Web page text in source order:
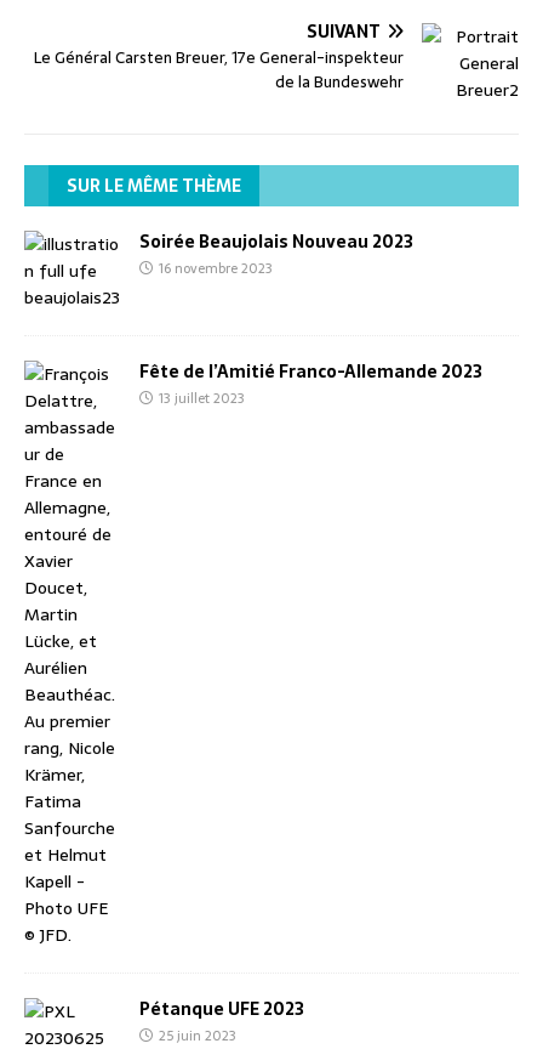
SUIVANT
Le Général Carsten Breuer, 17e General-inspekteur
de la Bundeswehr
SUR LE MÊME THÈME
Soirée Beaujolais Nouveau 2023
16 novembre 2023
Fête de l’Amitié Franco-Allemande 2023
13 juillet 2023
Pétanque UFE 2023
25 juin 2023